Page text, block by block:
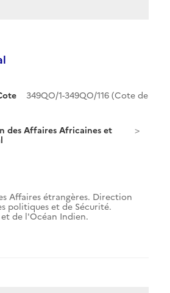
349QO/1-349QO/116 (Cote de
des Affaires Africaines et
Affaires étrangères. Direction
politiques et de Sécurité.
de l'Océan Indien.